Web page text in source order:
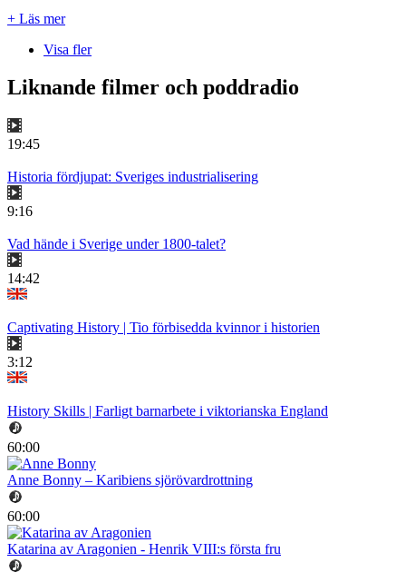
+ Läs mer
Visa fler
Liknande filmer och poddradio
19:45
Historia fördjupat: Sveriges industrialisering
9:16
Vad hände i Sverige under 1800-talet?
14:42
Captivating History | Tio förbisedda kvinnor i historien
3:12
History Skills | Farligt barnarbete i viktorianska England
60:00
Anne Bonny – Karibiens sjörövardrottning
60:00
Katarina av Aragonien - Henrik VIII:s första fru